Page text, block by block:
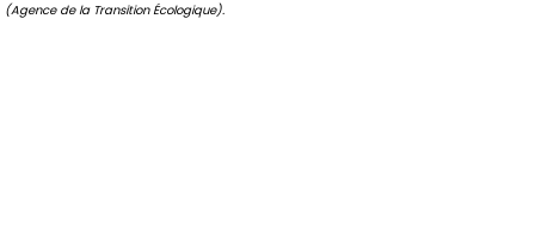
(Agence de la Transition Écologique).